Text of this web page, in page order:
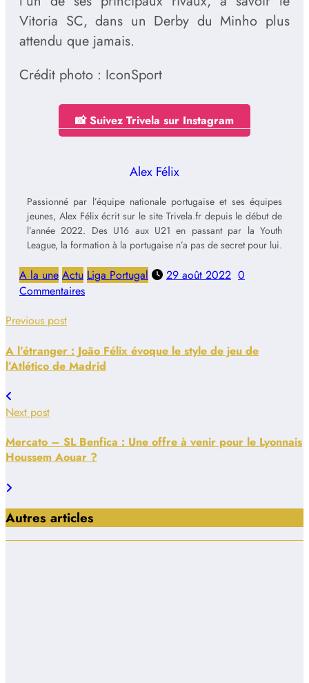
Vitoria SC, dans un Derby du Minho plus
attendu que jamais.
Crédit photo : IconSport
📸 Suivez Trivela sur Instagram
Alex Félix
Passionné par l’équipe nationale portugaise et ses équipes
jeunes, Alex Félix écrit sur le site Trivela.fr depuis le début de
l’année 2022. Des U16 aux U21 en passant par la Youth
League, la formation à la portugaise n’a pas de secret pour lui.
A la une Actu Liga Portugal 29 août 2022 0
Commentaires
Previous post
A l’étranger : João Félix évoque le style de jeu de
l’Atlético de Madrid
Next post
Mercato – SL Benfica : Une offre à venir pour le Lyonnais
Houssem Aouar ?
Autres articles